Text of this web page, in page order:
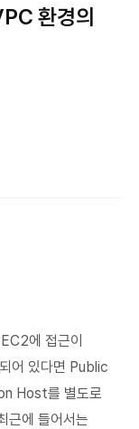
환경의
에 접근이
어 있다면 Public
Host를 별도로
근에 들어서는